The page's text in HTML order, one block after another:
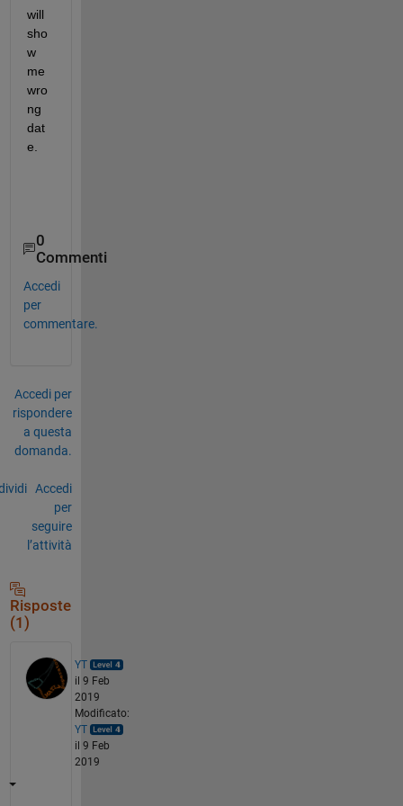
will
sho
w
me
wro
ng
dat
e.
0
Commenti
Accedi
per
commentare.
Accedi per
rispondere
a questa
domanda.
Accedi
per
seguire
l’attività
Risposte
(1)
YT
il 9 Feb
2019
Modificato:
YT
il 9 Feb
2019